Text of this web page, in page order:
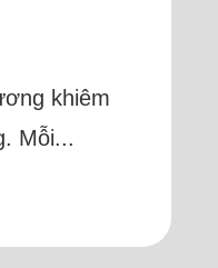
khiêm
Mỗi...